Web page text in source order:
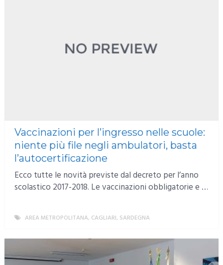
Vaccinazioni per l’ingresso nelle scuole:
niente più file negli ambulatori, basta
l’autocertificazione
Ecco tutte le novità previste dal decreto per l’anno
scolastico 2017-2018. Le vaccinazioni obbligatorie e …
AREA METROPOLITANA, CAGLIARI, SARDEGNA